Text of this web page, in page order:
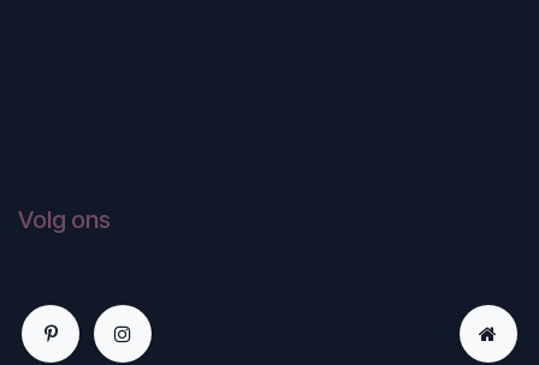
Volg ons